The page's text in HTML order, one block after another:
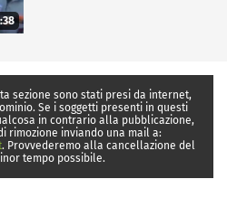
sezione sono stati presi da internet,
Se i soggetti presenti in questi
in contrario alla pubblicazione,
rimozione inviando una mail a:
. Provvederemo alla cancellazione del
tempo possibile.